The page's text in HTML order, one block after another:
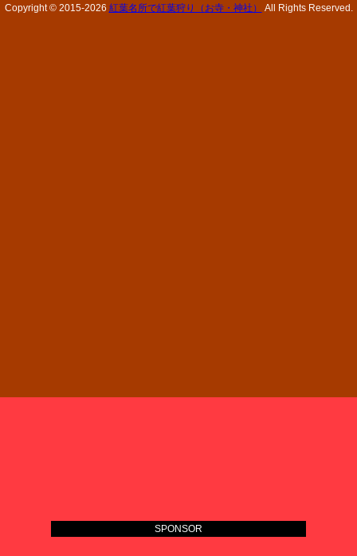
Copyright © 2015-2026 紅葉名所で紅葉狩り（お寺・神社） All Rights Reserved.
SPONSOR